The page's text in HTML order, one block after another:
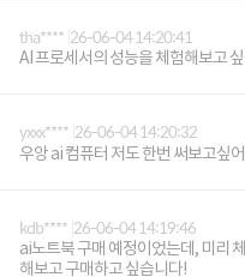
tha**** 26-06-04 14:20:41
AI 프로세서의 성능을 체험해보고
yxxx**** 26-06-04 14:20:32
우앙 ai 컴퓨터 저도 한번 써보고싶
kdb**** 26-06-04 14:19:46
ai노트북 구매 예정이었는데, 미리
해보고 구매하고 싶습니다!